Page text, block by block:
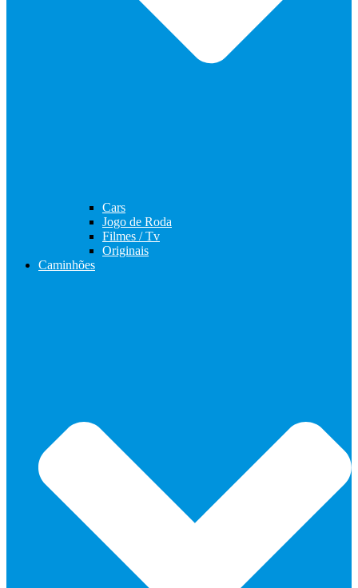
Cars
Jogo de Roda
Filmes / Tv
Originais
Caminhões